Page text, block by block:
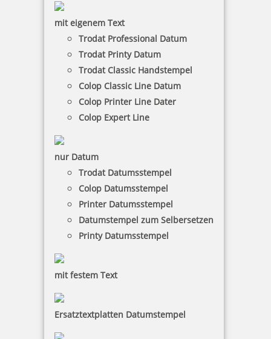
mit eigenem Text
Trodat Professional Datum
Trodat Printy Datum
Trodat Classic Handstempel
Colop Classic Line Datum
Colop Printer Line Dater
Colop Expert Line
nur Datum
Trodat Datumsstempel
Colop Datumsstempel
Printer Datumsstempel
Datumstempel zum Selbersetzen
Printy Datumsstempel
mit festem Text
Ersatztextplatten Datumstempel
33 Artikel in der Kategorie
Reiner D28bN Numeroteur mit Textplatte 35x20 mm
217,26 €
Jetzt gestalten